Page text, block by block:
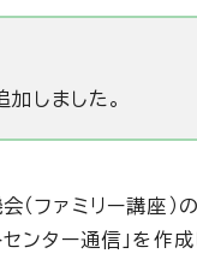
しました。
ファミリー講座）
ター通信」を作成